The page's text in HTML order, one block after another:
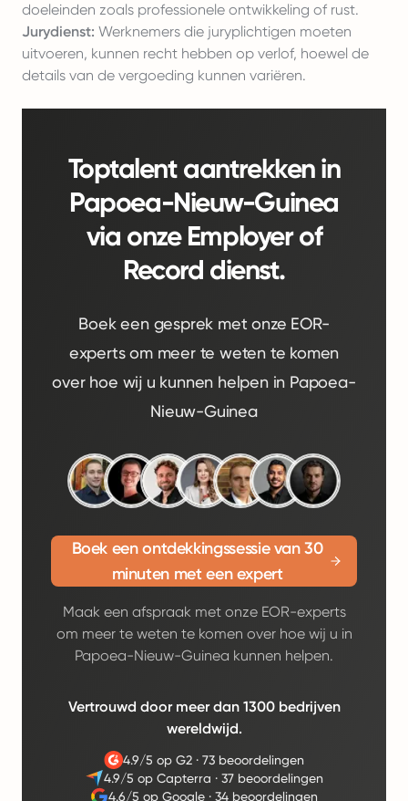
doeleinden zoals professionele ontwikkeling of rust.
Jurydienst: Werknemers die juryplichtigen moeten
uitvoeren, kunnen recht hebben op verlof, hoewel de
details van de vergoeding kunnen variëren.
Toptalent aantrekken in
Papoea-Nieuw-Guinea
via onze Employer of
Record dienst.
Boek een gesprek met onze EOR-
experts om meer te weten te komen
over hoe wij u kunnen helpen in Papoea-
Nieuw-Guinea
Boek een ontdekkingssessie van 30
minuten met een expert
Maak een afspraak met onze EOR-experts
om meer te weten te komen over hoe wij u in
Papoea-Nieuw-Guinea kunnen helpen.
Vertrouwd door meer dan 1300 bedrijven
wereldwijd.
4.9/5 op G2· 73 beoordelingen
4.9/5 op Capterra · 37 beoordelingen
4.6/5 op Google ·34 beoordelingen